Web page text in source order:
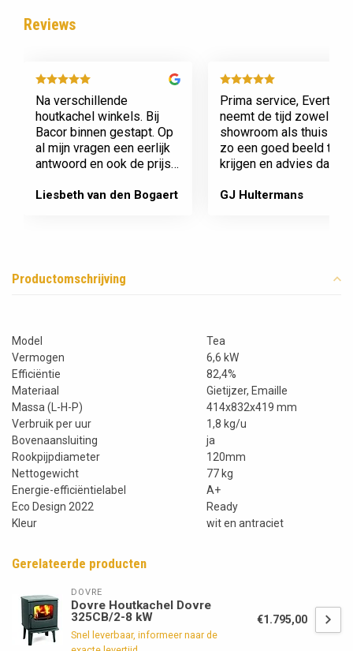
Reviews
Na verschillende
houtkachel winkels. Bij
Bacor binnen gestapt. Op
al mijn vragen een eerlijk
antwoord en ook de prijs
Afspraak is afspraak geen
Liesbeth van den Bogaert
Prima service, Evert
neemt de tijd zowel in
showroom als thuis om
zo een goed beeld te
krijgen en advies daarop
nieuwe kachel. Komt
GJ Hultermans
Productomschrijving
Model
Tea
Vermogen
6,6 kW
Efficiëntie
82,4%
Materiaal
Gietijzer, Emaille
Massa (L-H-P)
414x832x419 mm
Verbruik per uur
1,8 kg/u
Bovenaansluiting
ja
Rookpijpdiameter
120mm
Nettogewicht
77 kg
Energie-efficiëntielabel
A+
Eco Design 2022
Ready
Kleur
wit en antraciet
Gerelateerde producten
DOVRE
Dovre Houtkachel Dovre
325CB/2-8 kW
Snel leverbaar, informeer naar de
€1.795,00